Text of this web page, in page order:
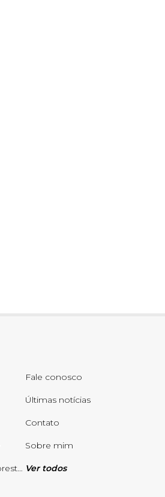
Fale conosco
Últimas notícias
Contato
Sobre mim
Mapa da cidade de Floresta-PE atualizado em Março de 2025 Ver todos